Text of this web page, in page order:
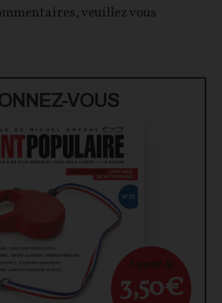
veuillez vous
VOUS
À partir de
3,50€